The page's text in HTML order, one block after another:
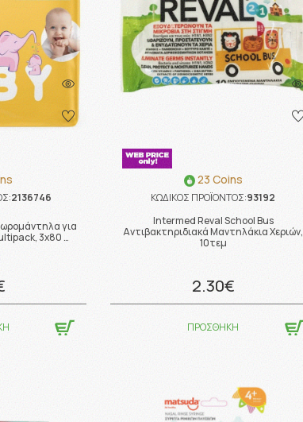
2136746
για
3x80 …
23 Coins
ΚΩΔΙΚΟΣ ΠΡΟΪΟΝΤΟΣ:93192
Intermed Reval School Bus
Αντιβακτηριδιακά Μαντηλάκια Χεριών,
10τεμ
2.30€
ΠΡΟΣΘΗΚΗ